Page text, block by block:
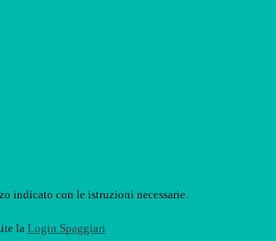
indicato con le istruzioni necessarie.
la Login Spaggiari